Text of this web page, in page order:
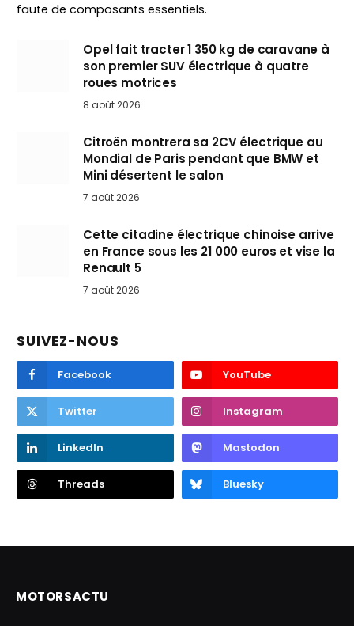
faute de composants essentiels.
Opel fait tracter 1 350 kg de caravane à
son premier SUV électrique à quatre
roues motrices
8 août 2026
Citroën montrera sa 2CV électrique au
Mondial de Paris pendant que BMW et
Mini désertent le salon
7 août 2026
Cette citadine électrique chinoise arrive
en France sous les 21 000 euros et vise la
Renault 5
7 août 2026
SUIVEZ-NOUS
Facebook YouTube
Twitter Instagram
LinkedIn Mastodon
Threads Bluesky
MOTORSACTU